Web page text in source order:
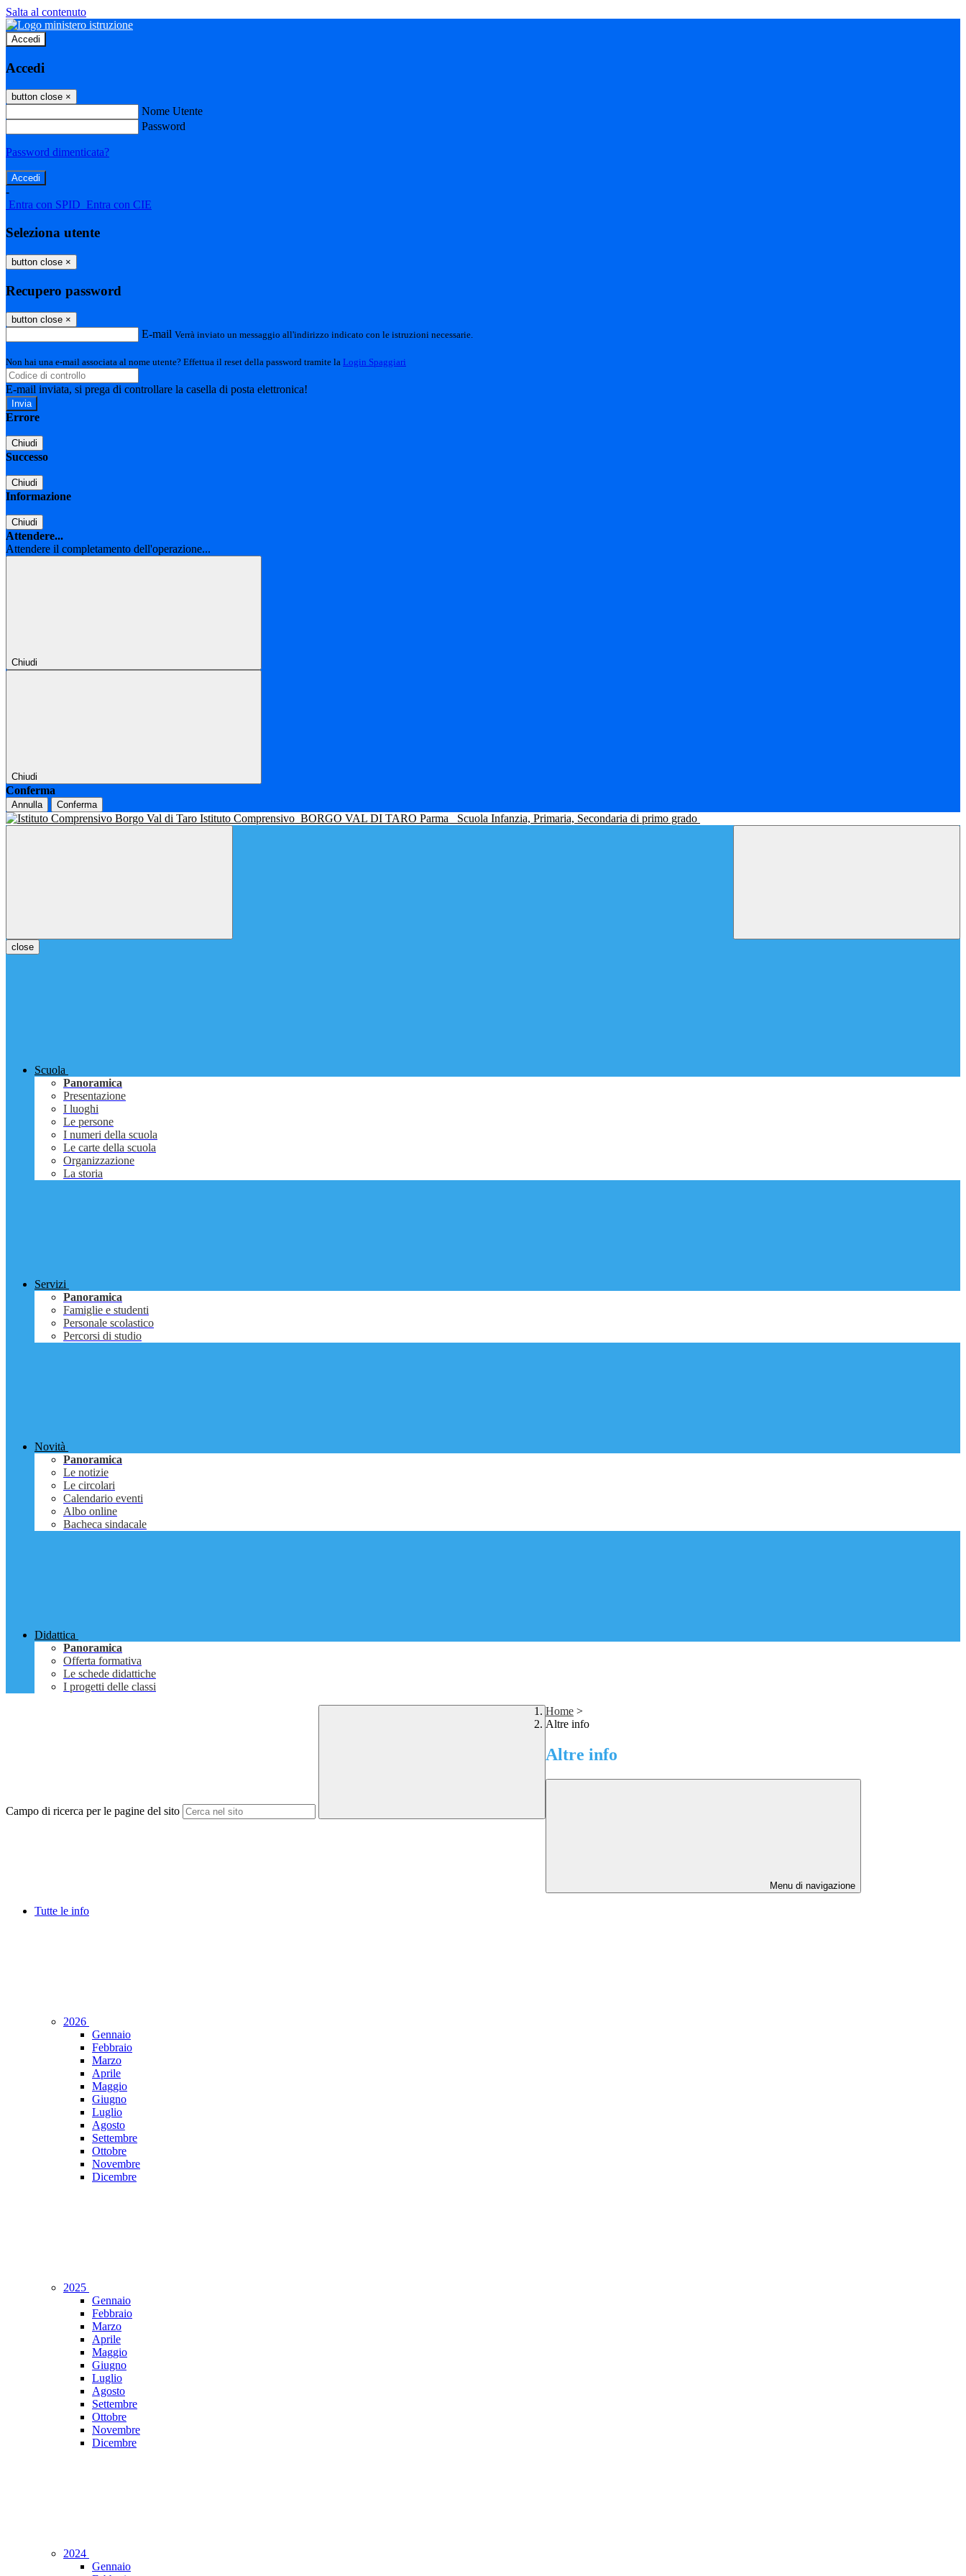
Salta al contenuto
Accedi
Accedi
button close ×
Nome Utente
Password
Password dimenticata?
-
Entra con SPID Entra con CIE
Seleziona utente
button close ×
Recupero password
button close ×
E-mail Verrà inviato un messaggio all'indirizzo indicato con le istruzioni necessarie.
Non hai una e-mail associata al nome utente? Effettua il reset della password tramite la Login Spaggiari
E-mail inviata, si prega di controllare la casella di posta elettronica!
Errore
Chiudi
Successo
Chiudi
Informazione
Chiudi
Attendere...
Attendere il completamento dell'operazione...
Chiudi
Chiudi
Conferma
Annulla Conferma
Istituto Comprensivo BORGO VAL DI TARO Parma Scuola Infanzia, Primaria, Secondaria di primo grado
close
Scuola
Panoramica
Presentazione
I luoghi
Le persone
I numeri della scuola
Le carte della scuola
Organizzazione
La storia
Servizi
Panoramica
Famiglie e studenti
Personale scolastico
Percorsi di studio
Novità
Panoramica
Le notizie
Le circolari
Calendario eventi
Albo online
Bacheca sindacale
Didattica
Panoramica
Offerta formativa
Le schede didattiche
I progetti delle classi
Campo di ricerca per le pagine del sito
Home >
Altre info
Altre info
Menu di navigazione
Tutte le info
2026
Gennaio
Febbraio
Marzo
Aprile
Maggio
Giugno
Luglio
Agosto
Settembre
Ottobre
Novembre
Dicembre
2025
Gennaio
Febbraio
Marzo
Aprile
Maggio
Giugno
Luglio
Agosto
Settembre
Ottobre
Novembre
Dicembre
2024
Gennaio